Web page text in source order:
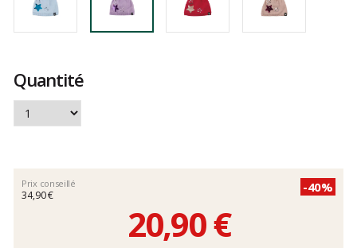
Quantité
Prix conseillé
34,90 €
-40%
20,90 €